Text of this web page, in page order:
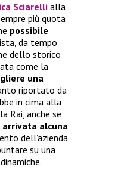
Sciarelli alla
più quota
possibile
da tempo
dello storico
come la
una
riportato da
in cima alla
Rai, anche se
arrivata alcuna
dell’azienda
su una